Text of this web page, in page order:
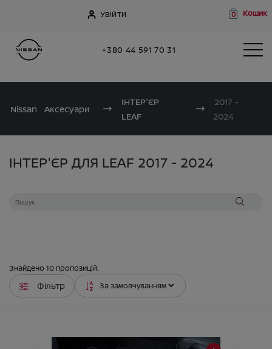
УВІЙТИ 0 Кошик
+380 44 591 70 31
Nissan Аксесуари
ІНТЕР'ЄР
LEAF
2017 -
2024
ІНТЕР'ЄР ДЛЯ LEAF 2017 - 2024
Знайдено 10 пропозицій:
Фільтр